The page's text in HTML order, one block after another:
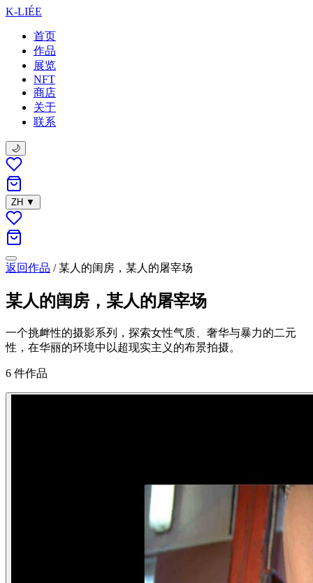
K-LIÉE
首页
作品
展览
NFT
商店
关于
联系
🌙
ZH ▼
返回作品 / 某人的闺房，某人的屠宰场
某人的闺房，某人的屠宰场
一个挑衅性的摄影系列，探索女性气质、奢华与暴力的二元
性，在华丽的环境中以超现实主义的布景拍摄。
6 件作品